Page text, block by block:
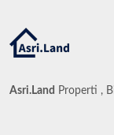
Asri.Land Properti ,